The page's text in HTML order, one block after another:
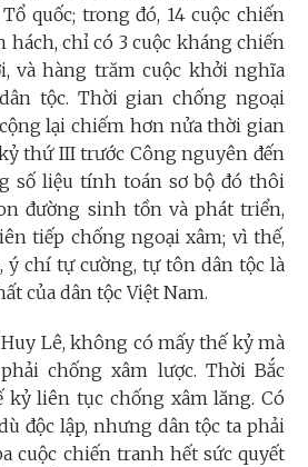
quốc; trong đó, 14 cuộc chiến
chỉ có 3 cuộc kháng chiến
và hàng trăm cuộc khởi nghĩa
tộc. Thời gian chống ngoại
lại chiếm hơn nửa thời gian
thứ III trước Công nguyên đến
số liệu tính toán sơ bộ đó thôi
đường sinh tồn và phát triển,
tiếp chống ngoại xâm; vì thế,
ý chí tự cường, tự tôn dân tộc là
của dân tộc Việt Nam.
Lê, không có mấy thế kỷ mà
chống xâm lược. Thời Bắc
kỷ liên tục chống xâm lăng. Có
độc lập, nhưng dân tộc ta phải
cuộc chiến tranh hết sức quyết